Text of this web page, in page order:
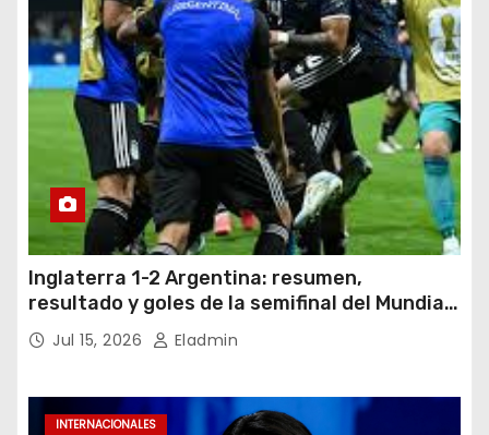
Inglaterra 1-2 Argentina: resumen,
resultado y goles de la semifinal del Mundial
2026Jul 15, 2026 Eladmin
INTERNACIONALES